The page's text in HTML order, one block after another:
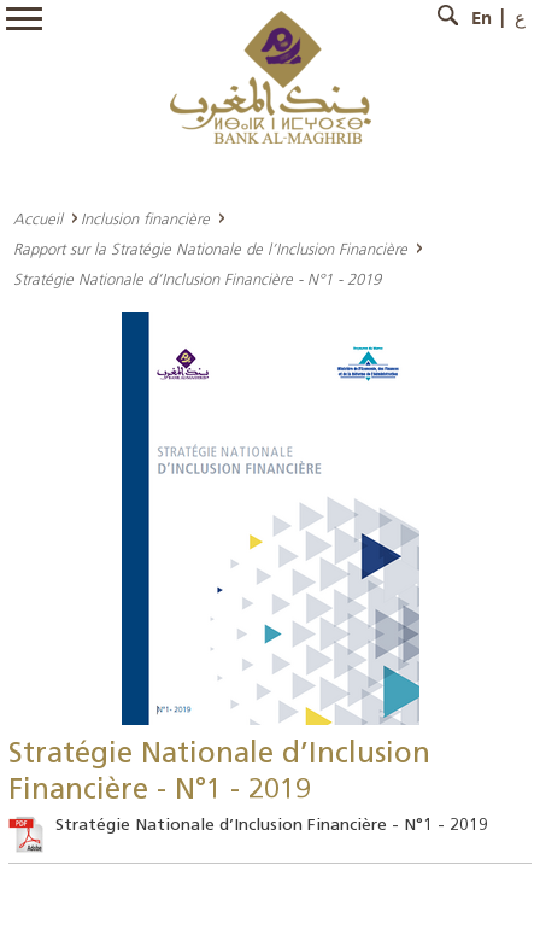
En ع
Accueil
Inclusion financière
Rapport sur la Stratégie Nationale de l’Inclusion Financière
Stratégie Nationale d’Inclusion Financière - N°1 - 2019
Stratégie Nationale d’Inclusion
Financière - N°1 - 2019
Stratégie Nationale d’Inclusion Financière - N°1 - 2019